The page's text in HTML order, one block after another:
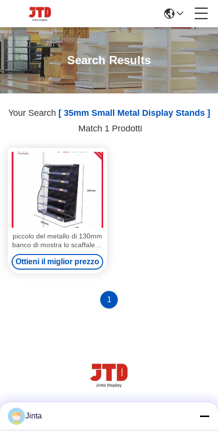
Search Results
Your Search [ 35mm Small Metal Display Stands ]
Match 1 Prodotti
piccolo del metallo di 130mm
banco di mostra lo scaffale di
esposizione del metallo del
nero di 100mm
Ottieni il miglior prezzo
1
Jinta